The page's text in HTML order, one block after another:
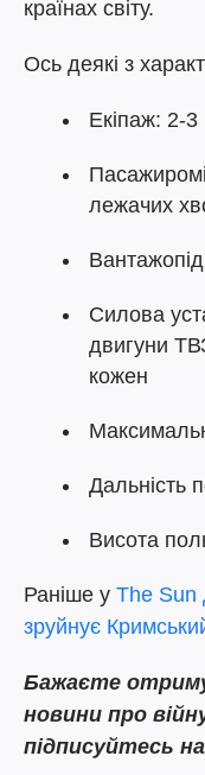
країнах світу.
Ось деякі з
Екіпаж: 2-3
лежачих
Силова
двигуни
кожен
Дальність
Висота
Раніше у The Sun
зруйнує
Бажаєте
новини про
підписуйтесь на